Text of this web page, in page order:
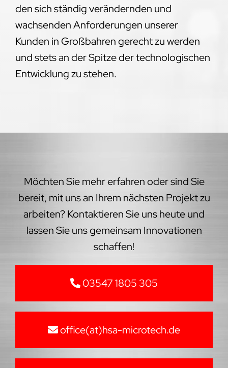
den sich ständig verändernden und
wachsenden Anforderungen unserer
Kunden in Großbahren gerecht zu werden
und stets an der Spitze der technologischen
Entwicklung zu stehen.
Möchten Sie mehr erfahren oder sind Sie
bereit, mit uns an Ihrem nächsten Projekt zu
arbeiten? Kontaktieren Sie uns heute und
lassen Sie uns gemeinsam Innovationen
schaffen!
03547 1805 305
office(at)hsa-microtech.de